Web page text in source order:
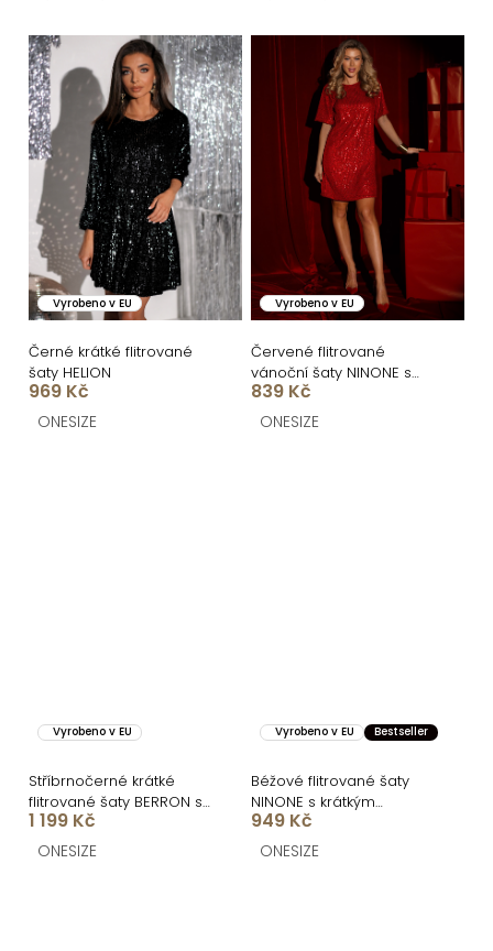
ů
Vyrobeno v EU
Černé krátké flitrované
šaty HELION
969 Kč
ONESIZE
Vyrobeno v EU
Červené flitrované
vánoční šaty NINONE s
krátkým rukávem
839 Kč
ONESIZE
Vyrobeno v EU
Stříbrnočerné krátké
flitrované šaty BERRON s
výstřihem
1 199 Kč
ONESIZE
Vyrobeno v EU Bestseller
Béžové flitrované šaty
NINONE s krátkým
rukávem
949 Kč
ONESIZE